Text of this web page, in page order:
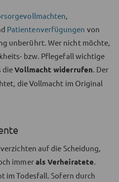
Patientenverfügungen von
unberührt. Wer nicht möchte,
bzw. Pflegefall wichtige
dieVollmacht widerrufen . Der
die Vollmacht im Original
auf die Scheidung,
immerals Verheiratete
im Todesfall. Sofern durch